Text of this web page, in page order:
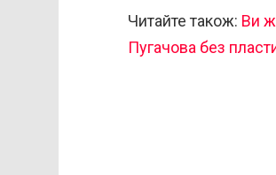
Читайте також: Ви
Пугачова без